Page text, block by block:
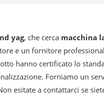
yag, che cerca macchina
e un fornitore
hanno certificato lo
Forniamo un
esitate a contattarci se